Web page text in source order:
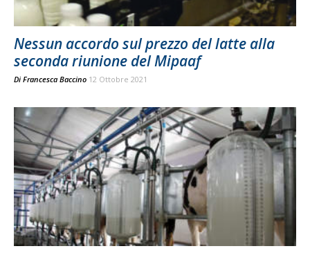
Nessun accordo sul prezzo del latte alla
seconda riunione del Mipaaf
Di Francesca Baccino 12 Ottobre 2021